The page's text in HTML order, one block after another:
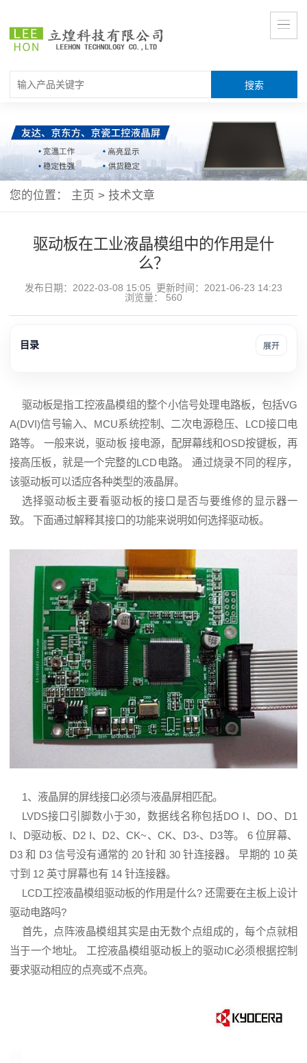
您的位置： 主页 > 技术文章
驱动板在工业液晶模组中的作用是什
么？
发布日期：2022-03-08 15:05 更新时间：2021-06-23 14:23
浏览量： 560
目录 展开
驱动板是指工控液晶模组的整个小信号处理电路板，包括VG
A(DVI)信号输入、MCU系统控制、二次电源稳压、 LCD接口电
路等。 一般来说，驱动板 接电源，配屏幕线和OSD按键板，再
接高压板，就是一个完整的LCD电路。 通过烧录不同的程序，
该驱动板可以适应各种类型的液晶屏。
选择驱动板主要看驱动板的接口是否与要维修的显示器一
致。 下面通过解释其接口的功能来说明如何选择驱动板。
1、液晶屏的屏线接口必须与液晶屏相匹配。
LVDS接口引脚数小于30，数据线名称包括DO I、DO、D1
I、D驱动板、D2 I、D2、CK~、CK、D3-、D3等。 6 位屏幕、
D3 和 D3 信号没有通常的 20 针和 30 针连接器。 早期的 10 英
寸到 12 英寸屏幕也有 14 针连接器。
LCD工控液晶模组驱动板的作用是什么? 还需要在主板上设计
驱动电路吗?
首先，点阵液晶模组其实是由无数个点组成的，每个点就相
当于一个地址。 工控液晶模组驱动板上的驱动IC必须根据控制
要求驱动相应的点亮或不点亮。